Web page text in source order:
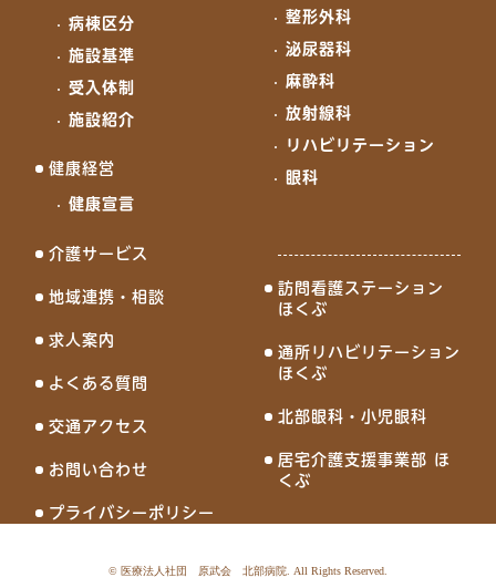
病棟区分
施設基準
受入体制
施設紹介
健康経営
健康宣言
整形外科
泌尿器科
麻酔科
放射線科
リハビリテーション
眼科
介護サービス
地域連携・相談
求人案内
よくある質問
交通アクセス
お問い合わせ
プライバシーポリシー
訪問看護ステーション
ほくぶ
通所リハビリテーション
ほくぶ
北部眼科・小児眼科
居宅介護支援事業部 ほ
くぶ
© 医療法人社団 原武会 北部病院 . All Rights Reserved.